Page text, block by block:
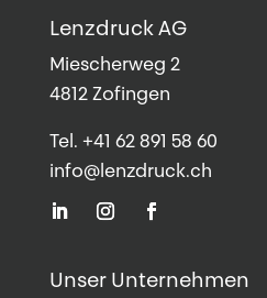
Lenzdruck AG
Miescherweg 2
4812 Zofingen
Tel. +41 62 891 58 60
info@lenzdruck.ch
Unser Unternehmen